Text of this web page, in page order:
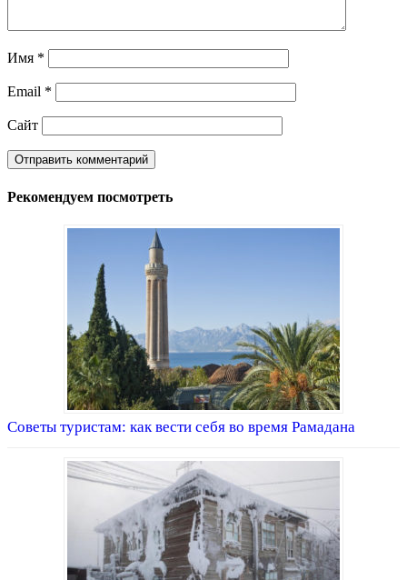
Имя *
Email *
Сайт
Рекомендуем посмотреть
Советы туристам: как вести себя во время Рамадана